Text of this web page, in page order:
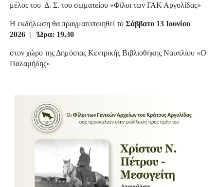
μέλος του Δ. Σ. του σωματείου «Φίλοι των ΓΑΚ Αργολίδας»
Η εκδήλωση θα πραγματοποιηθεί το Σάββατο 13 Ιουνίου
2026 | Ώρα: 19.30
στον χώρο της Δημόσιας Κεντρικής Βιβλιοθήκης Ναυπλίου «Ο
Παλαμήδης»